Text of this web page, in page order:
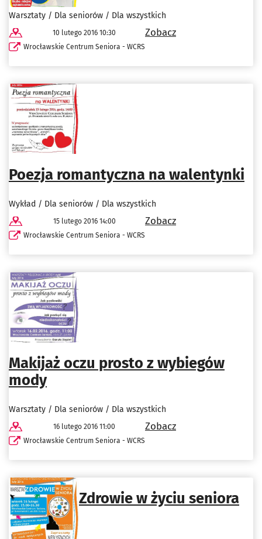
Warsztaty / Dla seniorów / Dla wszystkich
10 lutego 2016 10:30
Wrocławskie Centrum Seniora - WCRS
Zobacz
Poezja romantyczna na walentynki
Wykład / Dla seniorów / Dla wszystkich
15 lutego 2016 14:00
Wrocławskie Centrum Seniora - WCRS
Zobacz
Makijaż oczu prosto z wybiegów
mody
Warsztaty / Dla seniorów / Dla wszystkich
16 lutego 2016 11:00
Wrocławskie Centrum Seniora - WCRS
Zobacz
Zdrowie w życiu seniora